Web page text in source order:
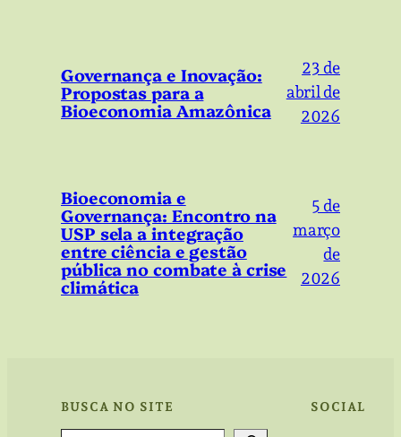
Governança e Inovação:
Propostas para a
Bioeconomia Amazônica
23 de
abril de
2026
Bioeconomia e
Governança: Encontro na
USP sela a integração
entre ciência e gestão
pública no combate à crise
climática
5 de
março
de
2026
BUSCA NO SITE SOCIAL